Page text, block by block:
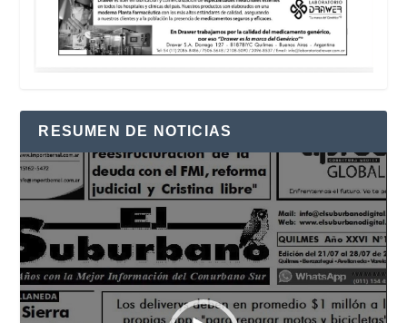
RESUMEN DE NOTICIAS
Reproductor
de
vídeo